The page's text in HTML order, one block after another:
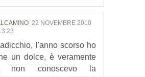
22 NOVEMBRE 2010
l'anno scorso ho
un dolce, è veramente
non conoscevo la